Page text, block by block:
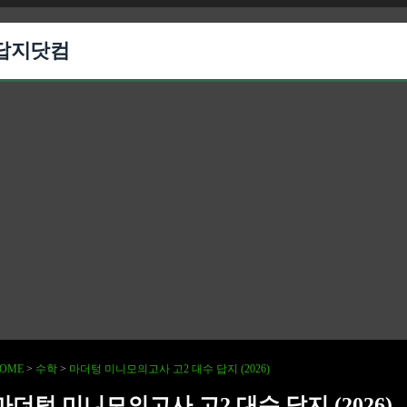
지닷컴
> 수학 > 마더텅 미니모의고사 고2 대수 답지 (2026)